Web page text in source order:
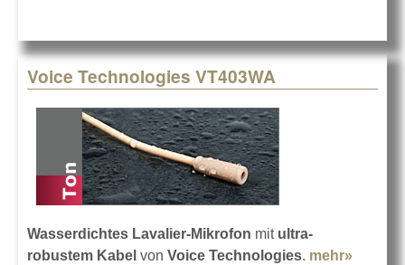
Voice Technologies VT403WA
Wasserdichtes Lavalier-Mikrofon mit ultra-
robustem Kabel von Voice Technologies. mehr»